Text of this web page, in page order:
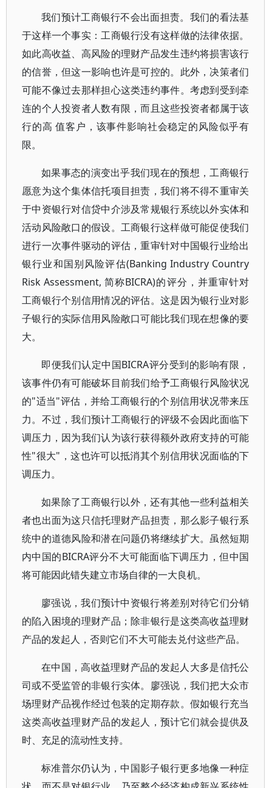
我们预计工商银行不会出面担责。我们的看法基
于这样一个事实：工商银行没有这样做的法律依据。
如此高收益、高风险的理财产品发生违约将损害该行
的信誉，但这一影响也许是可控的。此外，决策者们
可能不像过去那样担心这类违约事件。考虑到受到牵
连的个人投资者人数有限，而且这些投资者都属于该
行的高 值客户，该事件影响社会稳定的风险似乎有
限。
如果事态的演变出乎我们现在的预想，工商银行
愿意为这个集体信托项目担责，我们将不得不重审关
于中资银行对信贷中介涉及常规银行系统以外实体和
活动风险敞口的假设。工商银行这样做可能促使我们
进行一次事件驱动的评估，重审针对中国银行业给出
银行业和国别风险评估(Banking Industry Country
Risk Assessment, 简称BICRA)的评分，并重审针对
工商银行个别信用情况的评估。这是因为银行业对影
子银行的实际信用风险敞口可能比我们现在想像的要
大。
即便我们认定中国BICRA评分受到的影响有限，
该事件仍有可能破坏目前我们给予工商银行风险状况
的"适当"评估，并给工商银行的个别信用状况带来压
力。不过，我们预计工商银行的评级不会因此面临下
调压力，因为我们认为该行获得额外政府支持的可能
性"很大"，这也许可以抵消其个别信用状况面临的下
调压力。
如果除了工商银行以外，还有其他一些利益相关
者也出面为这只信托理财产品担责，那么影子银行系
统中的道德风险和潜在问题仍将继续扩大。虽然短期
内中国的BICRA评分不大可能面临下调压力，但中国
将可能因此错失建立市场自律的一大良机。
廖强说，我们预计中资银行将差别对待它们分销
的陷入困境的理财产品；除非银行是这类高收益理财
产品的发起人，否则它们不大可能去兑付这些产品。
在中国，高收益理财产品的发起人大多是信托公
司或不受监管的非银行实体。廖强说，我们把大众市
场理财产品视作经过包装的定期存款。假如银行充当
这类高收益理财产品的发起人，预计它们就会提供及
时、充足的流动性支持。
标准普尔仍认为，中国影子银行更多地像一种症